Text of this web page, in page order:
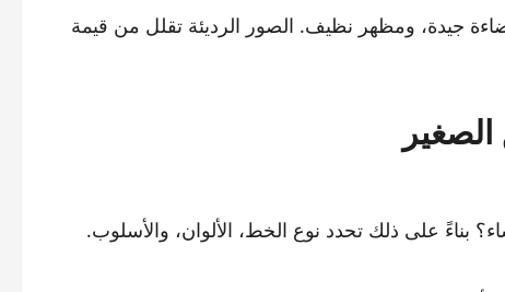
جيدة، ومظهر نظيف. الصور الرديئة تقلل من قيمة
بناءً على ذلك تحدد نوع الخط، الألوان، والأسلوب.